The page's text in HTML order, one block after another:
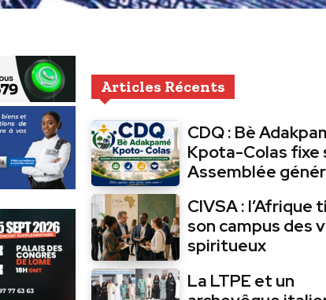
Articles Récents
CDQ : Bè
Kpota-Colas fixe
Assemblée
CIVSA : l’Afrique
son campus des
spiritueux
La LTPE et un